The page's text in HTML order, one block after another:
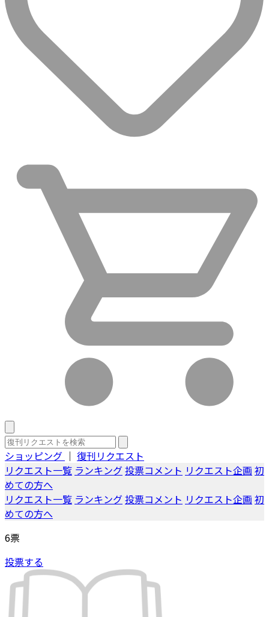
ショッピング ｜ 復刊リクエスト
リクエスト一覧 ランキング投票コメント リクエスト企画 初
めての方へ
リクエスト一覧 ランキング投票コメント リクエスト企画 初
めての方へ
6票
投票する